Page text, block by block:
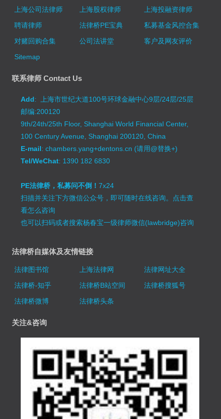
上海公司法律师
上海股权律师
上海投融资律师
聘请律师
法律桥PE宝典
私募基金风控合集
对赌回购合集
公司法讲堂
客户及网友评价
Sitemap
联系律师 Contact Us
Add: 上海市世纪大道100号环球金融中心9层/24层/25层
邮编:200120
9th/24th/25th Floor, Shanghai World Financial Center,
100 Century Avenue, Shanghai 200120, China
E-mail: chambers.yang+dentons.cn (请用@替换+)
Tel/WeChat: 1390 182 6830
PE法律桥，私募问不倒！7x24
扫描并关注下方微信公众号，即可随时在线咨询。 点击查
看怎么咨询
也可以扫码或者搜索杨春宝一级律师微信(lawbridge)咨询
法律桥自媒体及友情链接
法律图书馆 上海法律网
法律网址大全
法律桥-知乎
法律桥B站空间
法律桥搜狐号
法律桥微博
法律桥头条
关注&咨询